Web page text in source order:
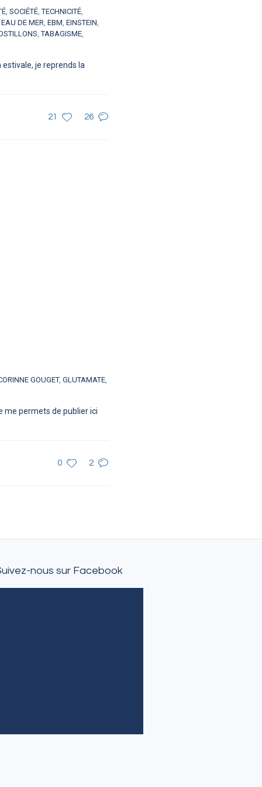
, SOCIÉTÉ,TECHNICITÉ,
EAU DE MER, EBM, EINSTEIN,
,TABAGISME,
je reprends la
21 26
GOUGET, GLUTAMATE,
me permets de publier ici
0 2
nous sur Facebook